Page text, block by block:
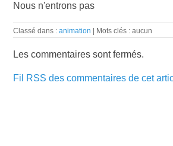
Nous n'entrons pas
Classé dans : animation Mots clés : aucun
Les commentaires sont fermés.
Fil RSS des commentaires de cet